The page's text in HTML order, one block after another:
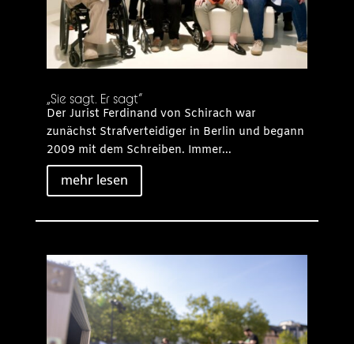
„Sie sagt. Er sagt“
Der Jurist Ferdinand von Schirach war
zunächst Strafverteidiger in Berlin und begann
2009 mit dem Schreiben. Immer...
mehr lesen